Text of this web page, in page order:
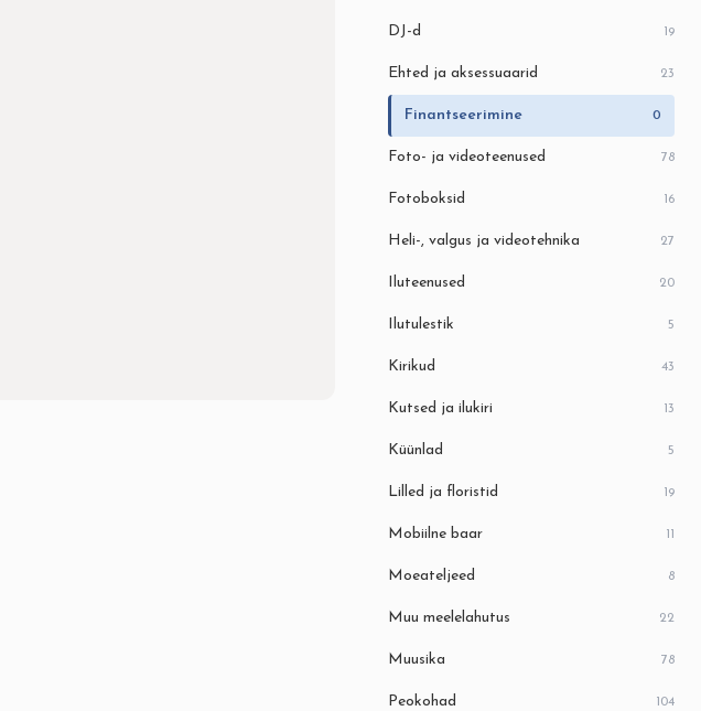
DJ-d 19
Ehted ja aksessuaarid 23
Finantseerimine 0
Foto- ja videoteenused 78
Fotoboksid 16
Heli-, valgus ja videotehnika 27
Iluteenused 20
Ilutulestik 5
Kirikud 43
Kutsed ja ilukiri 13
Küünlad 5
Lilled ja floristid 19
Mobiilne baar 11
Moeateljeed 8
Muu meelelahutus 22
Muusika 78
Peokohad 104